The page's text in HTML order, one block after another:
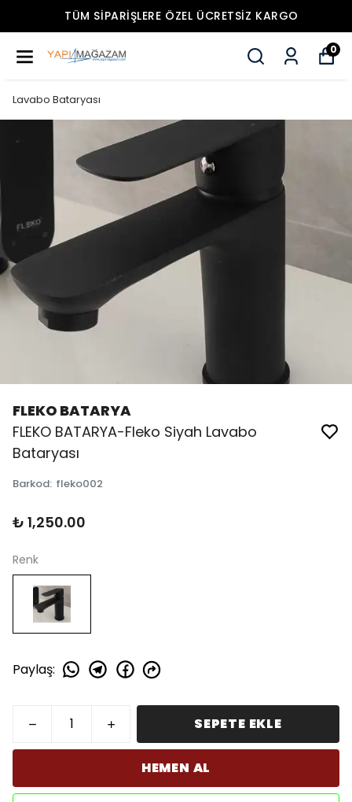
TÜM SIPARIŞLERE ÖZEL ÜCRETSIZ KARGO
0
Lavabo Bataryası
FLEKO BATARYA
FLEKO BATARYA-Fleko Siyah Lavabo
Bataryası
Barkod: fleko002
₺ 1,250.00
Renk
Paylaş:
SEPETE EKLE
HEMEN AL